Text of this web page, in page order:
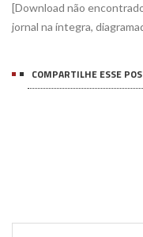
[Download não
jornal na íntegra,
COMPARTILHE ESSE